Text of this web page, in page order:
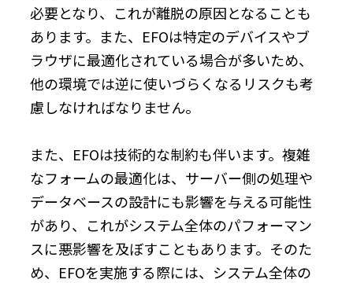
必要となり、これが離脱の原因となることも
あります。また、EFOは特定のデバイスやブ
ラウザに最適化されている場合が多いため、
他の環境では逆に使いづらくなるリスクも考
慮しなければなりません。
また、EFOは技術的な制約も伴います。複雑
なフォームの最適化は、サーバー側の処理や
データベースの設計にも影響を与える可能性
があり、これがシステム全体のパフォーマン
スに悪影響を及ぼすこともあります。そのた
め、EFOを実施する際には、システム全体の